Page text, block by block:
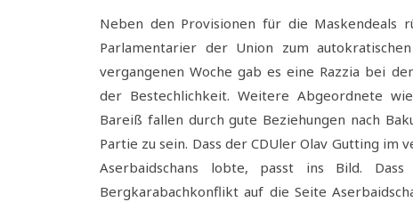
Neben den Provisionen für die Maskendeals
Parlamentarier der Union zum
vergangenen Woche gab es eine Razzia bei
der Bestechlichkeit. Weitere Abgeordnete
Bareiß fallen durch gute Beziehungen nach
Partie zu sein. Dass der CDUler Olav Gutting im
Aserbaidschans lobte, passt ins Bild.
Bergkarabachkonflikt auf die Seite